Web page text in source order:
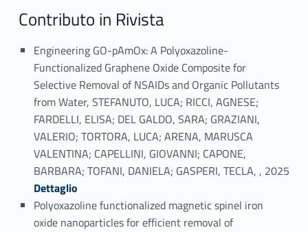
Contributo in Rivista
Engineering GO-pAmOx: A Polyoxazoline-
Functionalized Graphene Oxide Composite for
Selective Removal of NSAIDs and Organic Pollutants
from Water, STEFANUTO, LUCA; RICCI, AGNESE;
FARDELLI, ELISA; DEL GALDO, SARA; GRAZIANI,
VALERIO; TORTORA, LUCA; ARENA, MARUSCA
VALENTINA; CAPELLINI, GIOVANNI; CAPONE,
BARBARA; TOFANI, DANIELA; GASPERI, TECLA, , 2025
Dettaglio
Polyoxazoline functionalized magnetic spinel iron
oxide nanoparticles for efficient removal of